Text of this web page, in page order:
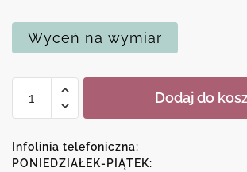
Wyceń na wymiar
Naklejki
dziewczynek
-
Dodaj do
Infolinia telefoniczna:
PONIEDZIAŁEK-PIĄTEK: